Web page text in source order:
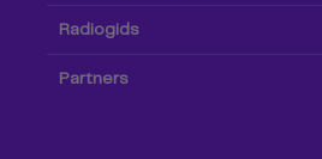
Radiogids
Partners